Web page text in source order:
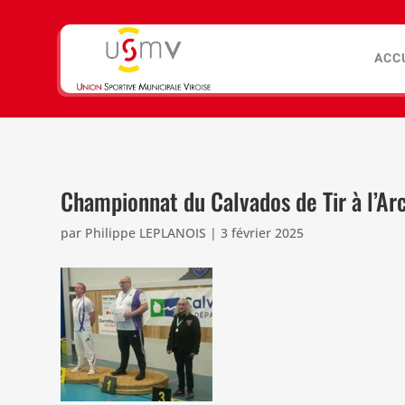
Championnat du Calvados de Tir à
par Philippe LEPLANOIS |3 février 2025